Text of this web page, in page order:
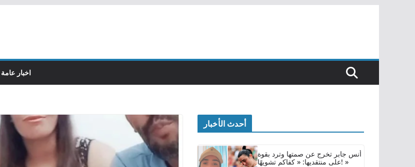
اخبار عامة
أحدث الأخبار
أنس جابر تخرج عن صمتها وترد بقوة
على منتقديها: « كفاكم تشويهًا! »